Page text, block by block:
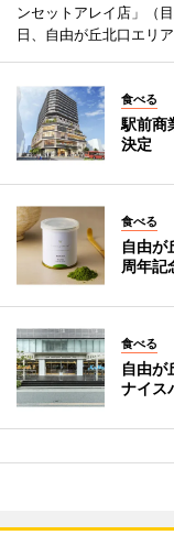
ンセットアレイ店」（
日、自由が丘北口エリ
食べる
駅前商
決定
食べる
自由が
周年記
食べる
自由が
ナイス